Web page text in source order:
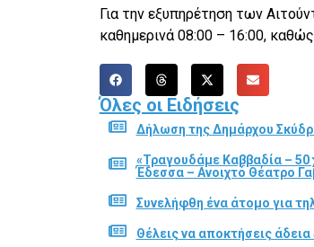
Για την εξυπηρέτηση των
καθημερινά 08:00 – 16:00,
Όλες οι Ειδήσεις
Δήλωση της Δημάρχου
«Τραγουδάμε Καββαδία – 50
Έδεσσα – Ανοιχτό Θέατρο
Συνελήφθη ένα άτομο για
Θέλεις να αποκτήσεις